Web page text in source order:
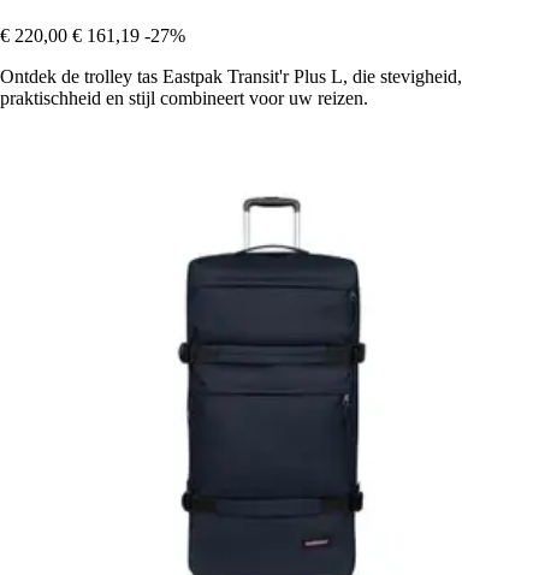
€ 220,00 € 161,19 -27%
Ontdek de trolley tas Eastpak Transit'r Plus L, die stevigheid,
praktischheid en stijl combineert voor uw reizen.